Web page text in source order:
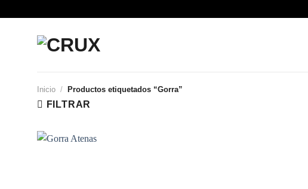
contenido
Inicio / Productos etiquetados “Gorra”
FILTRAR